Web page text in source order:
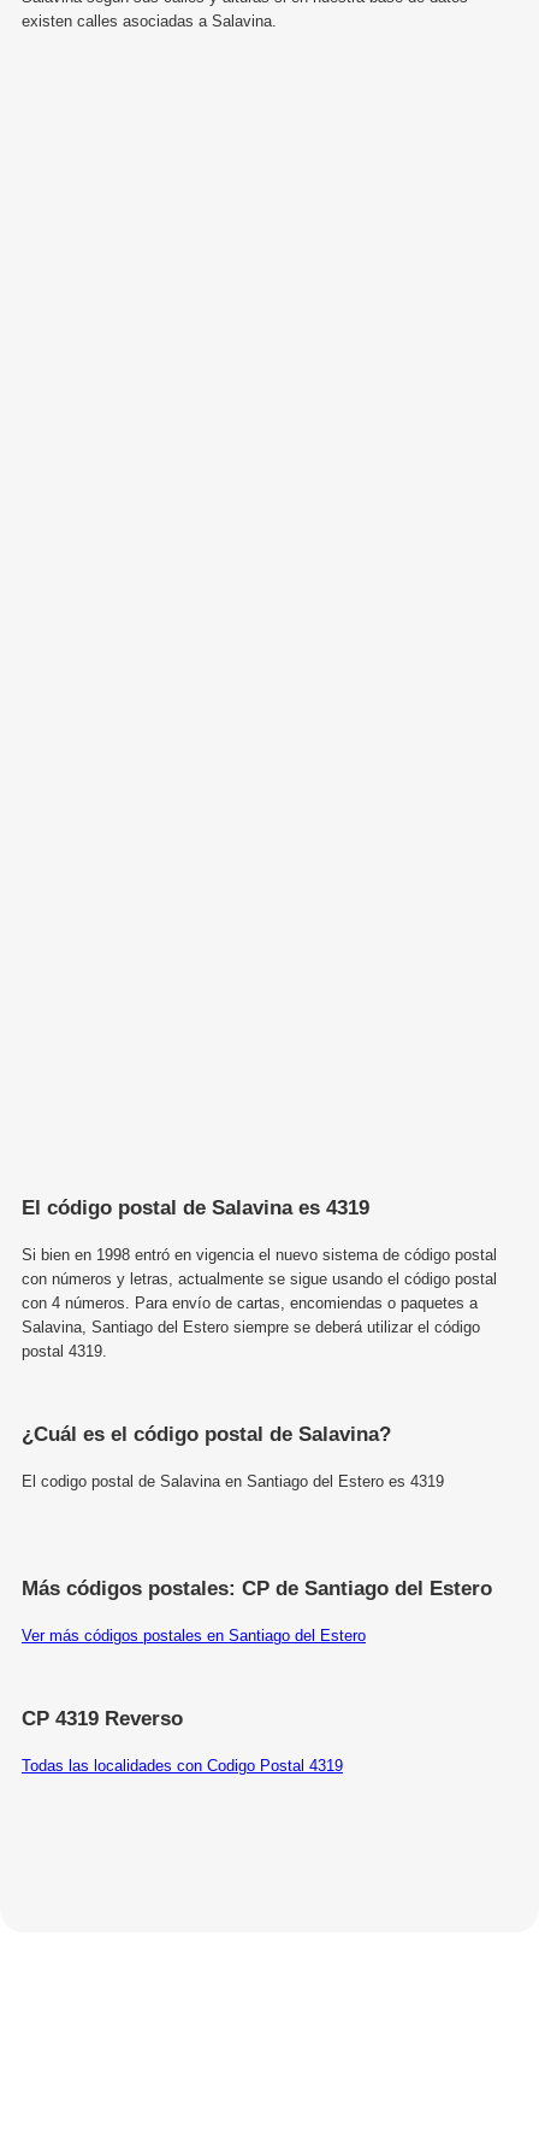
existen calles asociadas a Salavina.
El código postal de Salavina es 4319
Si bien en 1998 entró en vigencia el nuevo sistema de código postal
con números y letras, actualmente se sigue usando el código postal
con 4 números. Para envío de cartas, encomiendas o paquetes a
Salavina, Santiago del Estero siempre se deberá utilizar el código
postal 4319.
¿Cuál es el código postal de Salavina?
El codigo postal de Salavina en Santiago del Estero es 4319
Más códigos postales: CP de Santiago del Estero
Ver más códigos postales en Santiago del Estero
CP 4319 Reverso
Todas las localidades con Codigo Postal 4319